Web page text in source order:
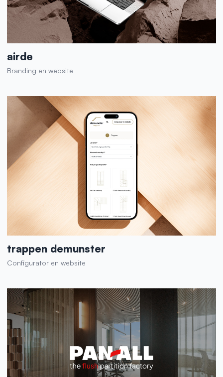
airde
Branding en website
trappen demunster
Configurator en website